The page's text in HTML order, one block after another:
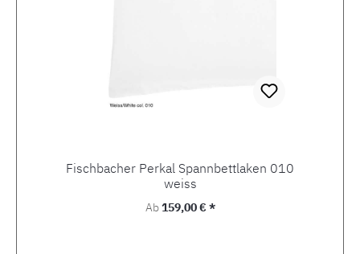
Fischbacher Perkal Spannbettlaken 010
weiss
Regulärer Preis:
Ab159,00 € *